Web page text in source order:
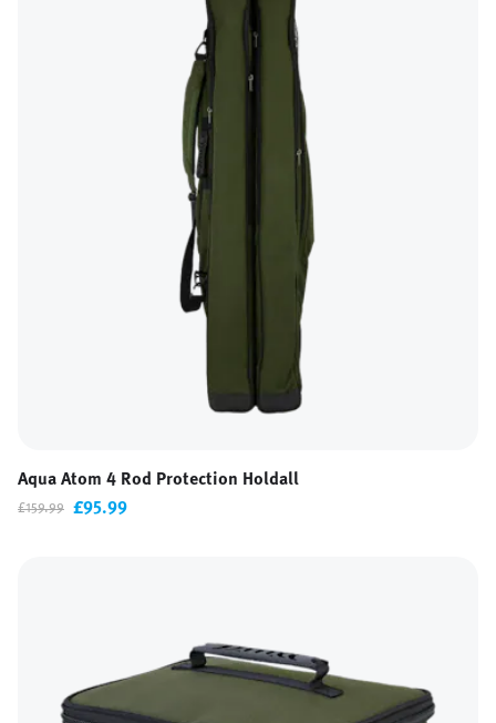
Aqua Atom 4 Rod Protection Holdall
£159.99 £95.99